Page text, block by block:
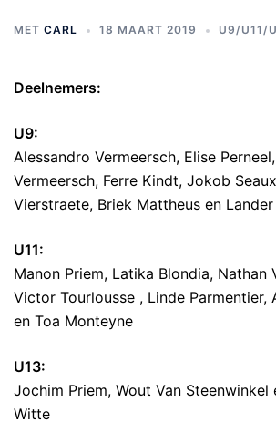
MET CARL 18 MAART 2019 U9/U11/
Deelnemers:
U9:
Alessandro Vermeersch, Elise
Vermeersch, Ferre Kindt, Jokob
Vierstraete, Briek Mattheus en
U11:
Manon Priem, Latika Blondia, Nathan
Victor Tourlousse , Linde Parmentier,
en Toa Monteyne
U13:
Jochim Priem, Wout Van Steenwinkel
Witte